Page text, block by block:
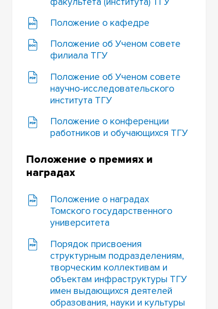
Положение о кафедре
Положение об Ученом совете
филиала ТГУ
Положение об Ученом совете
научно-исследовательского
института ТГУ
Положение о конференции
работников и обучающихся ТГУ
Положение о премиях и
наградах
Положение о наградах
Томского государственного
университета
Порядок присвоения
структурным подразделениям,
творческим коллективам и
объектам инфраструктуры ТГУ
имен выдающихся деятелей
образования, науки и культуры